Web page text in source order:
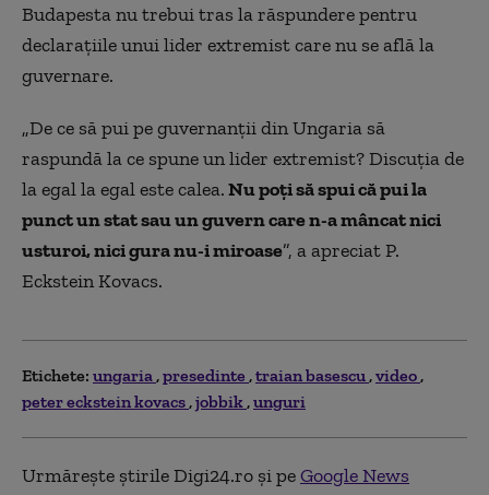
Budapesta nu trebui tras la răspundere pentru
declarațiile unui lider extremist care nu se află la
guvernare.
„De ce să pui pe guvernanții din Ungaria să
raspundă la ce spune un lider extremist? Discuția de
la egal la egal este calea.Nu poți să spui că pui la
punct un stat sau un guvern care n-a mâncat nici
usturoi, nici gura nu-i miroase”, a apreciat P.
Eckstein Kovacs.
Etichete: ungaria presedinte traian basescu video
peter eckstein kovacs jobbik unguri
Urmărește știrile Digi24.ro și peGoogle News